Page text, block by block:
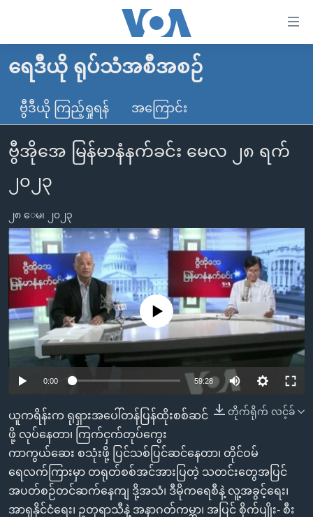
လွယ်ကူ
သည့်
Link
များ
ပင်မ
သို့
ကျော်
ကြည့်
ရန်
အ
ညွန်း
စာမျက်နှာ
ကြည့်
ရန်
ရှာဖွေ
ရန်
နေရာ
သို့
မူလစာမျက်နှာ
မြန်မာ
ကမ္ဘာ့သတင်းများ
နိုင်ငံတကာ
အစ္စရေး-ပါလက်စတိုင်း
ဗွီဒီယို
ရပ်ဝန်းတခု လမ်းတခု အလွန်
အင်္ဂလိပ်စာလေ့လာမယ်
အမေရိကန်သုံးအီဒီယံ
မကြေးမုံရဲ့ အင်္ဂလိပ်စာ
ရုပ်ရှင်ထဲက အင်္ဂလိပ်စာ
သုတပဒေသာ အင်္ဂလိပ်စာ
အပတ်စဉ်ကဏ္ဍများ
ရေဒီယို
ရေဒီယိုနှင့်ရုပ်သံ အချက်အလက်များ
ရေဒီယို/တီဗွီအစီအစဉ်
Learning English
ဗွီအိုအေ လူမှုကွန်ယက်များ
ဘာသာစကားများ
ရေဒီယို ရုပ်သံအစီအစဉ်
ဗွီဒီယို ကြည့်ရှုရန် အကြောင်း
ဗွီအိုအေ မြန်မာနံနက်ခင်း မေလ ၂၈ ရက်
၂၀၂၃
၂၈ ေမ၊ ၂၀၂၃
No media source currently available
0:00 59:28
တိုက်ရိုက် လင့်ခ်
ယူကရိန်းက ရုရှားအပေါ်တန်ပြန်ထိုးစစ်ဆင်
ဖို့ လုပ်နေတာ၊ ကြက်ငှက်တုပ်ကွေး
ကာကွယ်ဆေး စသုံးဖို့ ပြင်သစ်ပြင်ဆင်နေတာ၊ တိုင်ဝမ်
ရေလက်ကြားမှာ တရုတ်စစ်အင်အားပြတဲ့ သတင်းတွေအပြင်
အပတ်စဉ်တင်ဆက်နေကျ ဒို့အသံ၊ ဒီမိုကရေစီနဲ့ လူ့အခွင့်ရေး၊
အာရှနိုင်ငံရေး၊ ဥတုရာသီနဲ့ အနာဂတ်ကမ္ဘာ၊ အပြင် စိုက်ပျိုး- စီး